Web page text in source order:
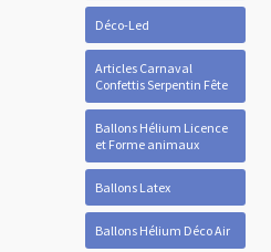
Déco-Led
Articles Carnaval
Confettis Serpentin Fête
Ballons Hélium Licence
et Forme animaux
Ballons Latex
Ballons Hélium Déco Air